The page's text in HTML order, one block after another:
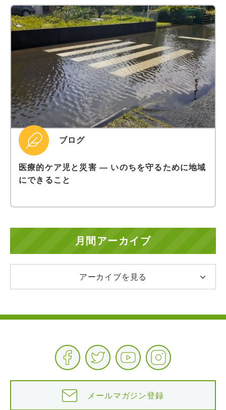
ブログ
医療的ケア児と災害 ― いのちを守るために地域
にできること
月間アーカイブ
アーカイブを見る
メールマガジン登録